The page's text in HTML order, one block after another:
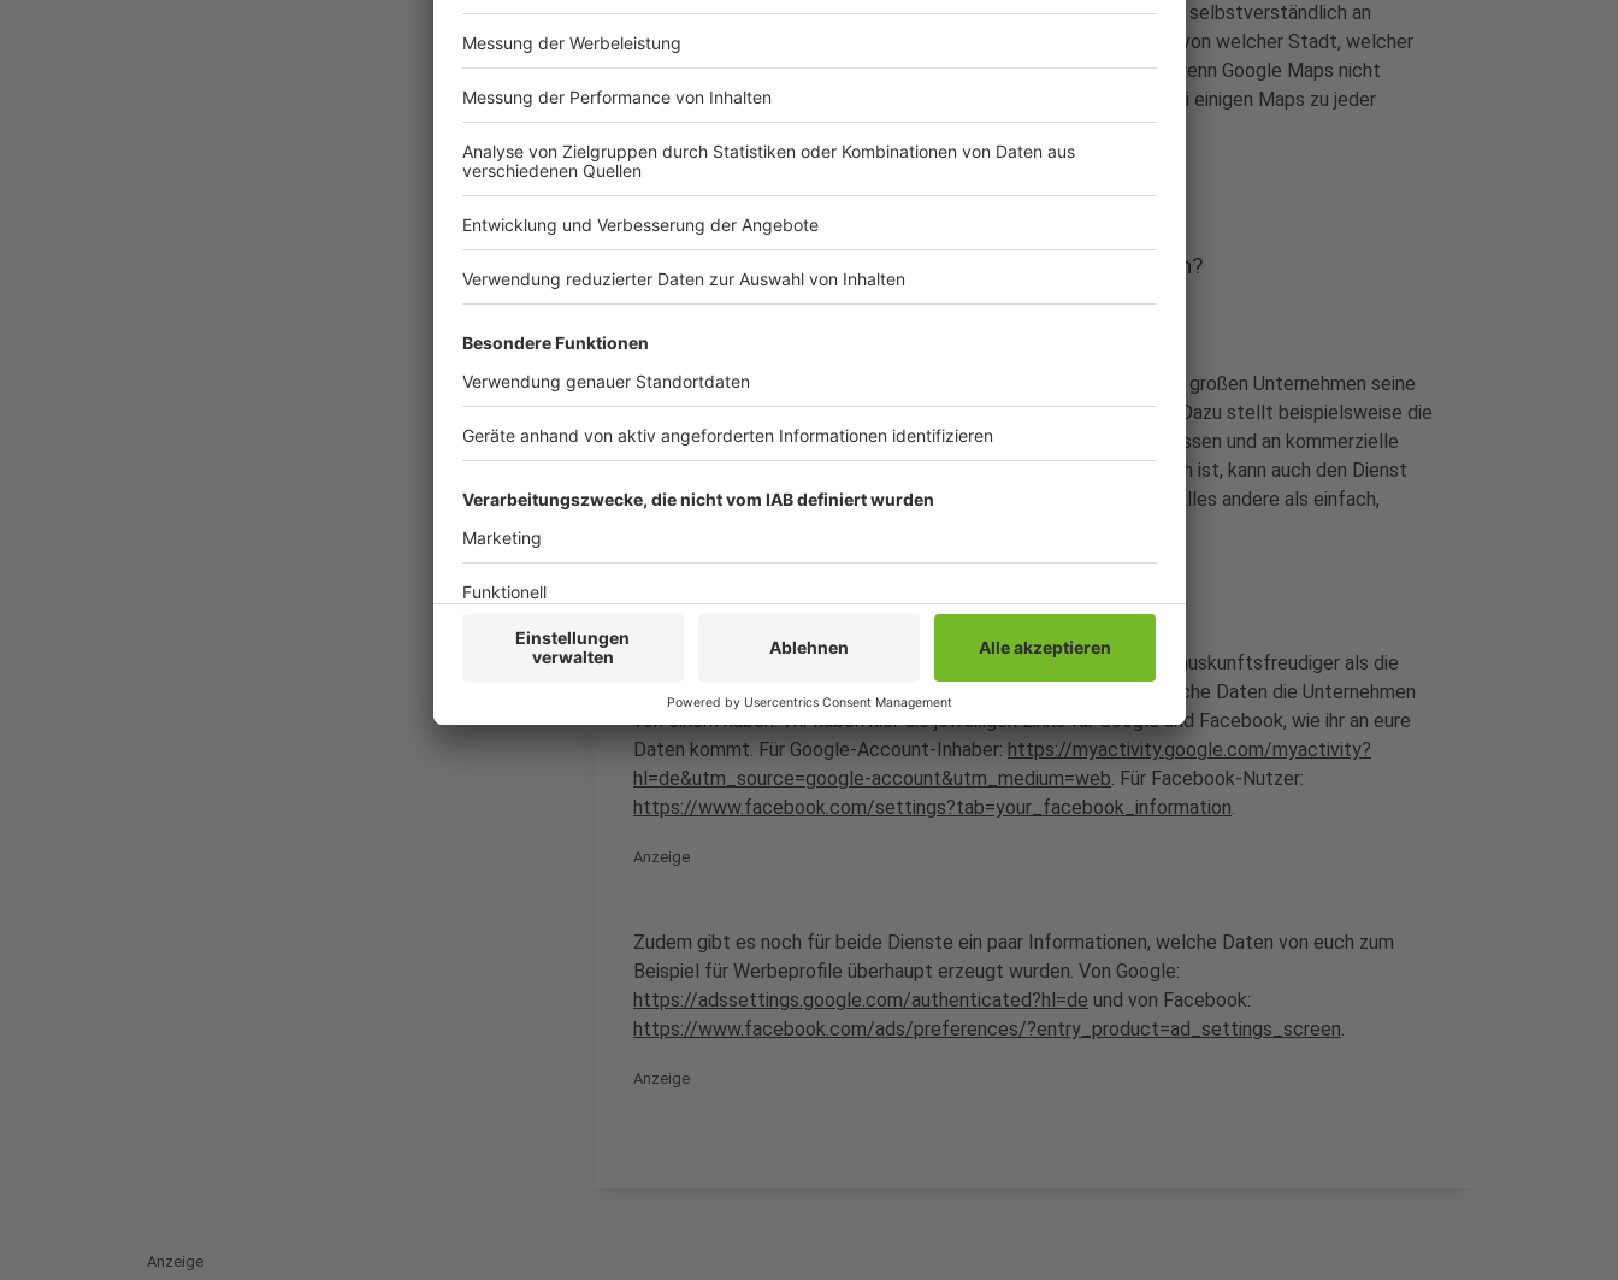
Google Maps auf unseren Smartphones. Dort wird unser Standort selbstverständlich an
Google weitergegeben. So ist dann nach einiger Zeit schnell klar, von welcher Stadt, welcher
Straße aus, ein jeder sich seine Ziele zusammensucht. Und auch wenn Google Maps nicht
eingeschaltet ist, so sagt der Degeling, würden im Hintergrund bei einigen Maps zu jeder
halben Stunde Standortaktualisierungen durchgeführt werden.
Anzeige
Wo sehe ich, welche Daten von mir abgegriffen wurden?
Es ist derzeit im Vergleich zu den Jahren zuvor relativ einfach, bei großen Unternehmen seine
Daten einzufordern, zu bearbeiten und natürlich auch zu löschen. Dazu stellt beispielsweise die
Verbraucherzentrale ein Auskunftsersuchen an, das leicht anzupassen und an kommerzielle
Unternehmen zu versenden ist. Wem das allerdings zu umständlich ist, kann auch den Dienst
selbstauskunft.netnutzen. Unternehmen machen es einem aber alles andere als einfach,
Einige Portale sind seit der neuen EU-Datenschutzverordnungen auskunftsfreudiger als die
Jahre zuvor. Sie weisen nämlich - zwar versteckt - darauf hin, welche Daten die Unternehmen
von einem haben. Wir haben hier die jeweiligen Links für Google und Facebook, wie ihr an eure
Daten kommt. Für Google-Account-Inhaber: https://myactivity.google.com/myactivity?
hl=de&utm_source=google-account&utm_medium=web. Für Facebook-Nutzer:
https://www.facebook.com/settings?tab=your_facebook_information.
Anzeige
Zudem gibt es noch für beide Dienste ein paar Informationen, welche Daten von euch zum
Beispiel für Werbeprofile überhaupt erzeugt wurden. Von Google:
https://adssettings.google.com/authenticated?hl=de und von Facebook:
https://www.facebook.com/ads/preferences/?entry_product=ad_settings_screen.
Anzeige
Anzeige